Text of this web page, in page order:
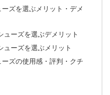
ズを選ぶメリット・デメ
ューズを選ぶデメリット
ューズを選ぶメリット
ズの使用感・評判・クチ